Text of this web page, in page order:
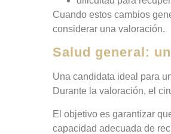
Cuando estos cambios
considerar una valoración.
Salud general:
Una candidata ideal para
Durante la valoración, el
El objetivo es garantizar
capacidad adecuada de